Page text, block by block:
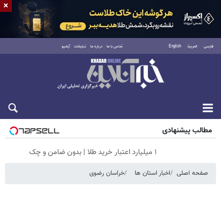
فارسی العربية English تماس با ما درباره ما تبلیغات آرشیو
جمعه ۱۶ مرداد ۱۴۰۵
مطالب پیشنهادی
۱ میلیارد اعتبار خرید طلا | بدون ضامن و چک
صفحه اصلی اخبار استان ها خراسان رضوی
×